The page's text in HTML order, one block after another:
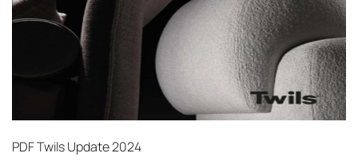
PDFTwils Update 2024